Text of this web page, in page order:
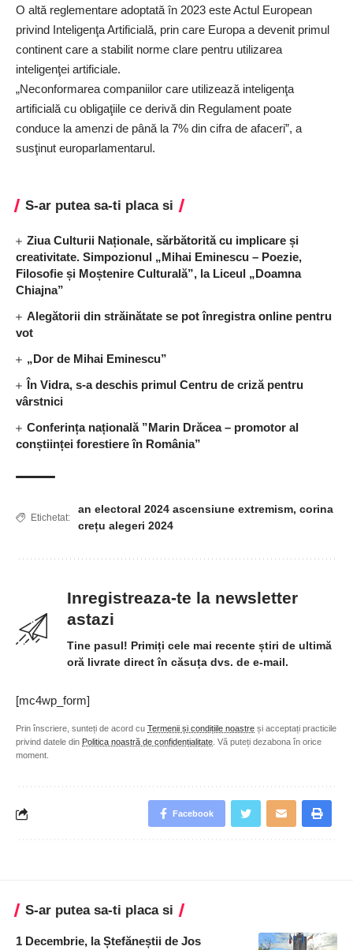
O altă reglementare adoptată în 2023 este Actul European
privind Inteligenţa Artificială, prin care Europa a devenit primul
continent care a stabilit norme clare pentru utilizarea
inteligenţei artificiale.
„Neconformarea companiilor care utilizează inteligenţa
artificială cu obligaţiile ce derivă din Regulament poate
conduce la amenzi de până la 7% din cifra de afaceri”, a
susţinut europarlamentarul.
S-ar putea sa-ti placa si
Ziua Culturii Naționale, sărbătorită cu implicare și
creativitate. Simpozionul „Mihai Eminescu – Poezie,
Filosofie și Moștenire Culturală”, la Liceul „Doamna
Chiajna”
Alegătorii din străinătate se pot înregistra online pentru
vot
„Dor de Mihai Eminescu”
În Vidra, s-a deschis primul Centru de criză pentru
vârstnici
Conferința națională ”Marin Drăcea – promotor al
conștiinței forestiere în România”
Etichetat:
an electoral 2024 ascensiune extremism, corina
crețu alegeri 2024
Inregistreaza-te la newsletter
astazi
Tine pasul! Primiți cele mai recente știri de ultimă
oră livrate direct în căsuța dvs. de e-mail.
[mc4wp_form]
Prin înscriere, sunteți de acord cu Termenii și condițiile noastre și acceptați practicile
privind datele din Politica noastră de confidențialitate . Vă puteți dezabona în orice
moment.
Facebook
S-ar putea sa-ti placa si
1 Decembrie, la Ștefăneștii de Jos